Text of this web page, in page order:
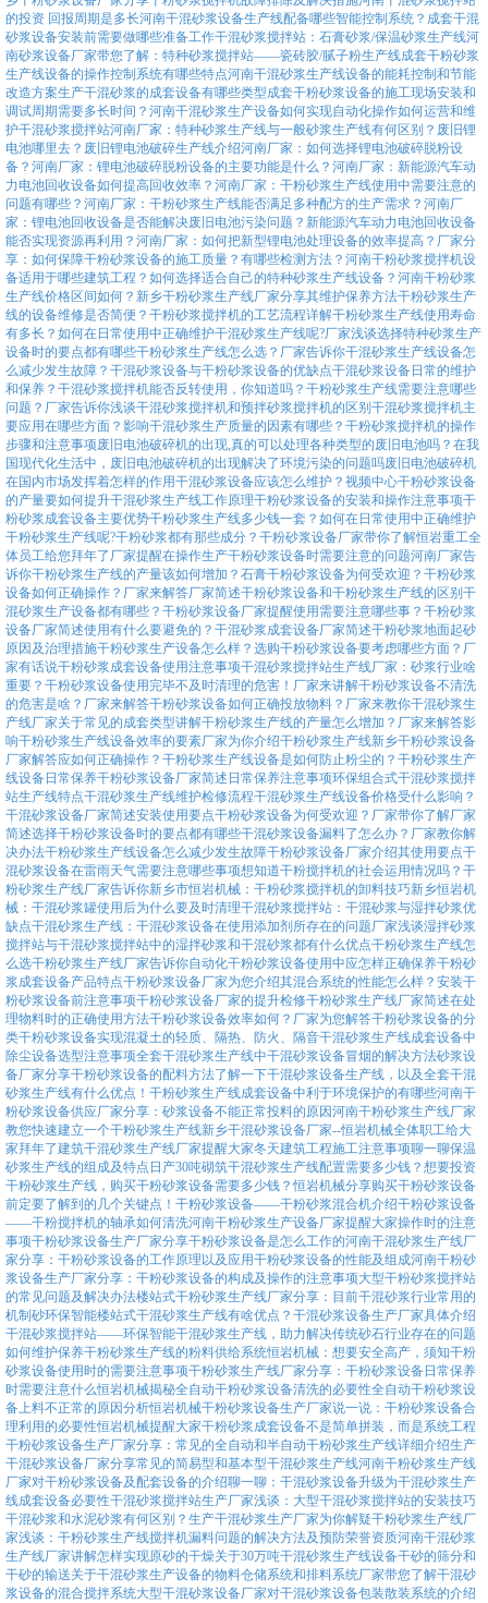
的投资 回报周期是多长河南干混砂浆设备生产线配备哪些智能控制系统？ 成套干混
砂浆设备安装前需要做哪些准备工作干混砂浆搅拌站：石膏砂浆/保温砂浆生产线河
南砂浆设备厂家带您了解：特种砂浆搅拌站——瓷砖胶/腻子粉生产线成套干粉砂浆
生产线设备的操作控制系统有哪些特点河南干混砂浆生产线设备的能耗控制和节能
改造方案生产干混砂浆的成套设备有哪些类型成套干粉砂浆设备的施工现场安装和
调试周期需要多长时间？ 河南干混砂浆生产设备如何实现自动化操作如何运营和维
护干混砂浆搅拌站河南厂家：特种砂浆生产线与一般砂浆生产线有何区别？ 废旧锂
电池哪里去？废旧锂电池破碎生产线介绍河南厂家：如何选择锂电池破碎脱粉设
备？ 河南厂家：锂电池破碎脱粉设备的主要功能是什么？ 河南厂家：新能源汽车动
力电池回收设备如何提高回收效率？ 河南厂家：干粉砂浆生产线使用中需要注意的
问题有哪些？ 河南厂家：干粉砂浆生产线能否满足多种配方的生产需求？ 河南厂
家：锂电池回收设备是否能解决废旧电池污染问题？ 新能源汽车动力电池回收设备
能否实现资源再利用？ 河南厂家：如何把新型锂电池处理设备的效率提高？ 厂家分
享：如何保障干粉砂浆设备的施工质量？有哪些检测方法？ 河南干粉砂浆搅拌机设
备适用于哪些建筑工程？ 如何选择适合自己的特种砂浆生产线设备？ 河南干粉砂浆
生产线价格区间如何？ 新乡干粉砂浆生产线厂家分享其维护保养方法干粉砂浆生产
线的设备维修是否简便？ 干粉砂浆搅拌机的工艺流程详解干粉砂浆生产线使用寿命
有多长？ 如何在日常使用中正确维护干混砂浆生产线呢?厂家浅谈选择特种砂浆生产
设备时的要点都有哪些干粉砂浆生产线怎么选？厂家告诉你干混砂浆生产线设备怎
么减少发生故障？ 干混砂浆设备与干粉砂浆设备的优缺点干混砂浆设备日常的维护
和保养？ 干混砂浆搅拌机能否反转使用，你知道吗？ 干粉砂浆生产线需要注意哪些
问题？厂家告诉你浅谈干混砂浆搅拌机和预拌砂浆搅拌机的区别 干混砂浆搅拌机主
要应用在哪些方面？ 影响干混砂浆生产质量的因素有哪些？ 干粉砂浆搅拌机的操作
步骤和注意事项废旧电池破碎机的出现,真的可以处理各种类型的废旧电池吗？ 在我
国现代化生活中，废旧电池破碎机的出现解决了环境污染的问题吗废旧电池破碎机
在国内市场发挥着怎样的作用干混砂浆设备应该怎么维护？ 视频中心干粉砂浆设备
的产量要如何提升干混砂浆生产线工作原理干粉砂浆设备的安装和操作注意事项干
粉砂浆成套设备主要优势干粉砂浆生产线多少钱一套？ 如何在日常使用中正确维护
干粉砂浆生产线呢?干粉砂浆都有那些成分？干粉砂浆设备厂家带你了解恒岩重工全
体员工给您拜年了 厂家提醒在操作生产干粉砂浆设备时需要注意的问题河南厂家告
诉你干粉砂浆生产线的产量该如何增加？ 石膏干粉砂浆设备为何受欢迎？ 干粉砂浆
设备如何正确操作？厂家来解答厂家简述干粉砂浆设备和干粉砂浆生产线的区别 干
混砂浆生产设备都有哪些？ 干粉砂浆设备厂家提醒使用需要注意哪些事？ 干粉砂浆
设备厂家简述使用有什么要避免的？ 干混砂浆成套设备厂家简述干粉砂浆地面起砂
原因及治理措施干粉砂浆生产设备怎么样？ 选购干粉砂浆设备要考虑哪些方面？厂
家有话说干粉砂浆成套设备使用注意事项干混砂浆搅拌站生产线厂家：砂浆行业啥
重要？ 干粉砂浆设备使用完毕不及时清理的危害！厂家来讲解干粉砂浆设备不清洗
的危害是啥？厂家来解答干粉砂浆设备如何正确投放物料？厂家来教你干混砂浆生
产线厂家关于常见的成套类型讲解干粉砂浆生产线的产量怎么增加？厂家来解答影
响干粉砂浆生产线设备效率的要素厂家为你介绍干粉砂浆生产线新乡干粉砂浆设备
厂家解答应如何正确操作？ 干粉砂浆生产线设备是如何防止粉尘的？ 干粉砂浆生产
线设备日常保养干粉砂浆设备厂家简述日常保养注意事项环保组合式干混砂浆搅拌
站生产线特点干混砂浆生产线维护检修流程干混砂浆生产线设备价格受什么影响？
干混砂浆设备厂家简述安装使用要点干粉砂浆设备为何受欢迎？厂家带你了解厂家
简述选择干粉砂浆设备时的要点都有哪些干混砂浆设备漏料了怎么办？厂家教你解
决办法干粉砂浆生产线设备怎么减少发生故障干粉砂浆设备厂家介绍其使用要点干
混砂浆设备在雷雨天气需要注意哪些事项想知道干粉搅拌机的社会运用情况吗？干
粉砂浆生产线厂家告诉你新乡市恒岩机械：干粉砂浆搅拌机的卸料技巧新乡恒岩机
械：干混砂浆罐使用后为什么要及时清理干混砂浆搅拌站：干混砂浆与湿拌砂浆优
缺点干混砂浆生产线：干混砂浆设备在使用添加剂所存在的问题厂家浅谈湿拌砂浆
搅拌站与干混砂浆搅拌站中的湿拌砂浆和干混砂浆都有什么优点干粉砂浆生产线怎
么选干粉砂浆生产线厂家告诉你自动化干粉砂浆设备使用中应怎样正确保养干粉砂
浆成套设备产品特点干粉砂浆设备厂家为您介绍其混合系统的性能怎么样？ 安装干
粉砂浆设备前注意事项干粉砂浆设备厂家的提升检修干粉砂浆生产线厂家简述在处
理物料时的正确使用方法干粉砂浆设备效率如何？厂家为您解答干粉砂浆设备的分
类干粉砂浆设备实现混凝土的轻质、隔热、防火、隔音干混砂浆生产线成套设备中
除尘设备选型注意事项全套干混砂浆生产线中干混砂浆设备冒烟的解决方法砂浆设
备厂家分享干粉砂浆设备的配料方法了解一下干混砂浆设备生产线，以及全套干混
砂浆生产线有什么优点！ 干粉砂浆生产线成套设备中利于环境保护的有哪些河南干
粉砂浆设备供应厂家分享：砂浆设备不能正常投料的原因河南干粉砂浆生产线厂家
教您快速建立一个干粉砂浆生产线新乡干混砂浆设备厂家--恒岩机械全体职工给大
家拜年了建筑干混砂浆生产线厂家提醒大家冬天建筑工程施工注意事项聊一聊保温
砂浆生产线的组成及特点 日产30吨砌筑干混砂浆生产线配置需要多少钱？ 想要投资
干粉砂浆生产线，购买干粉砂浆设备需要多少钱？恒岩机械分享购买干粉砂浆设备
前定要了解到的几个关键点！ 干粉砂浆设备——干粉砂浆混合机介绍干粉砂浆设备
——干粉搅拌机的轴承如何清洗河南干粉砂浆生产设备厂家提醒大家操作时的注意
事项干粉砂浆设备生产厂家分享干粉砂浆设备是怎么工作的河南干混砂浆生产线厂
家分享：干粉砂浆设备的工作原理以及应用干粉砂浆设备的性能及组成河南干粉砂
浆设备生产厂家分享：干粉砂浆设备的构成及操作的注意事项大型干粉砂浆搅拌站
的常见问题及解决办法楼站式干粉砂浆生产线厂家分享：目前干混砂浆行业常用的
机制砂环保智能楼站式干混砂浆生产线有啥优点？干混砂浆设备生产厂家具体介绍
干混砂浆搅拌站——环保智能干混砂浆生产线，助力解决传统砂石行业存在的问题
如何维护保养干粉砂浆生产线的粉料供给系统恒岩机械：想要安全高产，须知干粉
砂浆设备使用时的需要注意事项干粉砂浆生产线厂家分享：干粉砂浆设备日常保养
时需要注意什么恒岩机械揭秘全自动干粉砂浆设备清洗的必要性全自动干粉砂浆设
备上料不正常的原因分析恒岩机械干粉砂浆设备生产厂家说一说：干粉砂浆设备合
理利用的必要性恒岩机械提醒大家干粉砂浆成套设备不是简单拼装，而是系统工程
干粉砂浆设备生产厂家分享：常见的全自动和半自动干粉砂浆生产线详细介绍生产
干混砂浆设备厂家分享常见的简易型和基本型干混砂浆生产线河南干粉砂浆生产线
厂家对干粉砂浆设备及配套设备的介绍聊一聊：干混砂浆设备升级为干混砂浆生产
线成套设备必要性干混砂浆搅拌站生产厂家浅谈：大型干混砂浆搅拌站的安装技巧
干混砂浆和水泥砂浆有何区别？生产干混砂浆生产厂家为你解疑干粉砂浆生产线厂
家浅谈：干粉砂浆生产线搅拌机漏料问题的解决方法及预防荣誉资质河南干混砂浆
生产线厂家讲解怎样实现原砂的干燥关于30万吨干混砂浆生产线设备干砂的筛分和
干砂的输送关于干混砂浆生产设备的物料仓储系统和排料系统厂家带您了解干混砂
浆设备的混合搅拌系统大型干混砂浆设备厂家对干混砂浆设备包装散装系统的介绍